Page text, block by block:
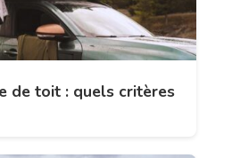
de toit : quels critères